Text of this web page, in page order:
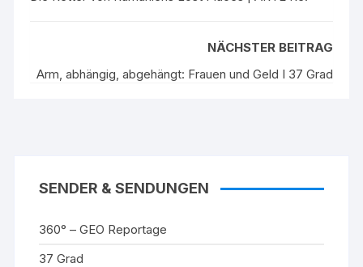
NÄCHSTER BEITRAG
Arm, abhängig, abgehängt: Frauen und Geld I 37 Grad
SENDER & SENDUNGEN
360° – GEO Reportage
37 Grad